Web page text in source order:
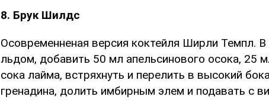
8. Брук Шилдс
Осовременненая версия коктейля Ширли Темпл.
льдом, добавить 50 мл апельсинового осока, 25
сока лайма, встряхнуть и перелить в высокий
гренадина, долить имбирным элем и подавать с